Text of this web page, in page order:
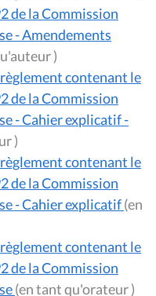
de la Commission
- Amendements
(en tant qu'auteur )
contenant le
de la Commission
- Cahier explicatif -
(en tant qu'orateur )
contenant le
de la Commission
- Cahier explicatif(en
contenant le
de la Commission
(en tant qu'orateur )